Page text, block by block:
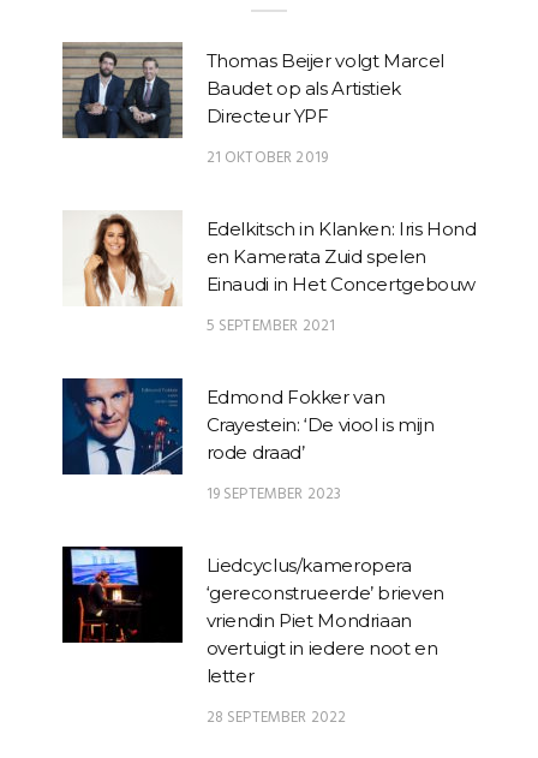
Thomas Beijer volgt Marcel
Baudet op als Artistiek
Directeur YPF
21 OKTOBER 2019
Edelkitsch in Klanken: Iris Hond
en Kamerata Zuid spelen
Einaudi in Het Concertgebouw
5 SEPTEMBER 2021
Edmond Fokker van
Crayestein: ‘De viool is mijn
rode draad’
19 SEPTEMBER 2023
Liedcyclus/kameropera
‘gereconstrueerde’ brieven
vriendin Piet Mondriaan
overtuigt in iedere noot en
letter
28 SEPTEMBER 2022